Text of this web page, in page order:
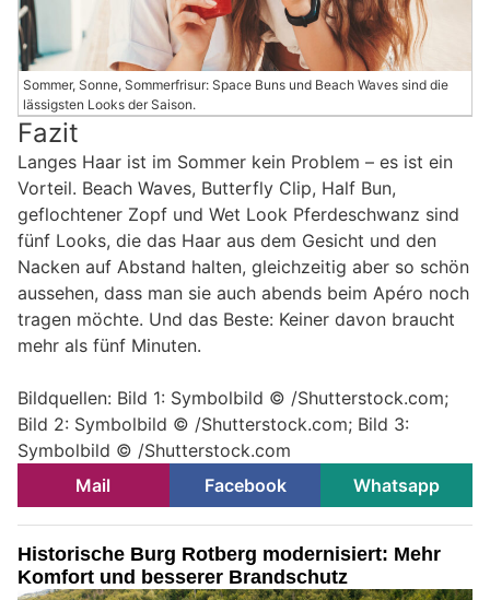
Sommer, Sonne, Sommerfrisur: Space Buns und Beach Waves sind die
lässigsten Looks der Saison.
Fazit
Langes Haar ist im Sommer kein Problem – es ist ein
Vorteil. Beach Waves, Butterfly Clip, Half Bun,
geflochtener Zopf und Wet Look Pferdeschwanz sind
fünf Looks, die das Haar aus dem Gesicht und den
Nacken auf Abstand halten, gleichzeitig aber so schön
aussehen, dass man sie auch abends beim Apéro noch
tragen möchte. Und das Beste: Keiner davon braucht
mehr als fünf Minuten.
Bildquellen: Bild 1: Symbolbild © /Shutterstock.com;
Bild 2: Symbolbild © /Shutterstock.com; Bild 3:
Symbolbild © /Shutterstock.com
Mail
Facebook Whatsapp
Historische Burg Rotberg modernisiert: Mehr
Komfort und besserer Brandschutz